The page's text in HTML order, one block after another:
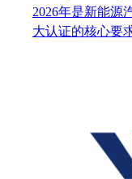
2026年是新能源
大认证的核心要